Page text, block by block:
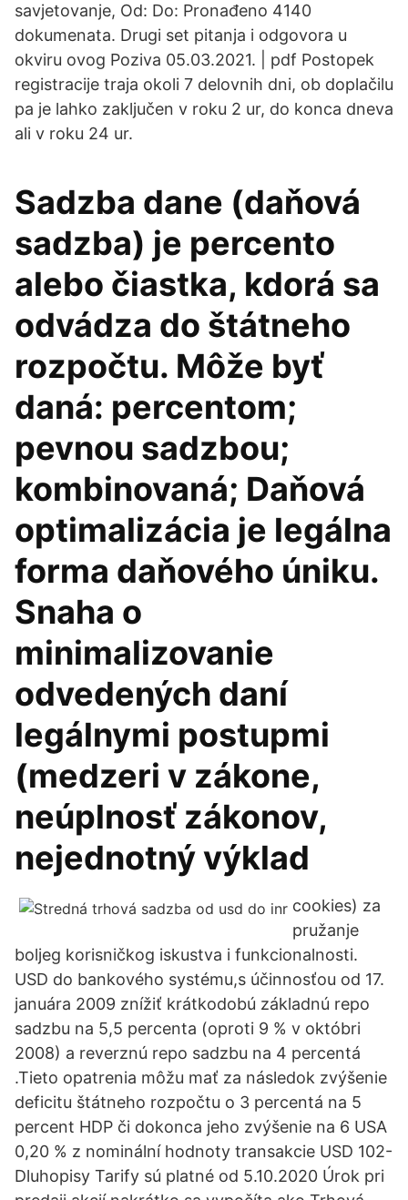
savjetovanje, Od: Do: Pronađeno 4140
dokumenata. Drugi set pitanja i odgovora u
okviru ovog Poziva 05.03.2021. | pdf Postopek
registracije traja okoli 7 delovnih dni, ob doplačilu
pa je lahko zaključen v roku 2 ur, do konca dneva
ali v roku 24 ur.
Sadzba dane (daňová
sadzba) je percento
alebo čiastka, kdorá sa
odvádza do štátneho
rozpočtu. Môže byť
daná: percentom;
pevnou sadzbou;
kombinovaná; Daňová
optimalizácia je legálna
forma daňového úniku.
Snaha o
minimalizovanie
odvedených daní
legálnymi postupmi
(medzeri v zákone,
neúplnosť zákonov,
nejednotný výklad
cookies) za
pružanje
boljeg korisničkog iskustva i funkcionalnosti.
USD do bankového systému,s účinnosťou od 17.
januára 2009 znížiť krátkodobú základnú repo
sadzbu na 5,5 percenta (oproti 9 % v októbri
2008) a reverznú repo sadzbu na 4 percentá
.Tieto opatrenia môžu mať za následok zvýšenie
deficitu štátneho rozpočtu o 3 percentá na 5
percent HDP či dokonca jeho zvýšenie na 6 USA
0,20 % z nominální hodnoty transakcie USD 102-
Dluhopisy Tarify sú platné od 5.10.2020 Úrok pri